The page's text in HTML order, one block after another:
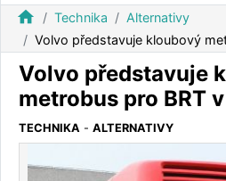
home Technika
Alternativy
Volvo představuje kloubový
Volvo představuje
metrobus pro BRT
TECHNIKA - ALTERNATIVY